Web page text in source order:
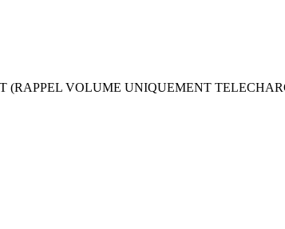
(RAPPEL VOLUME UNIQUEMENT